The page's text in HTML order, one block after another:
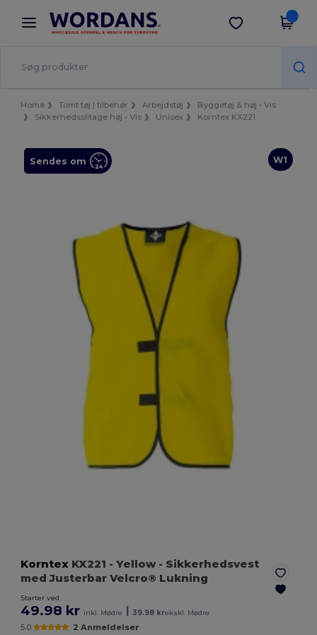
× Wordans-app
Bedre priser i appen!
Hent app
Home Tomt tøj | tilbehør Arbejdstøj
Byggetøj & høj - Vis
Sikkerhedsslitage høj - Vis
Unisex Korntex KX221
W1
Sendes om
Korntex KX221 - Yellow - Sikkerhedsvest
med Justerbar Velcro® Lukning
Starter ved
49.98 kr inkl. Mødre | 39.98 krekskl. Mødre
5.0 2 Anmeldelser